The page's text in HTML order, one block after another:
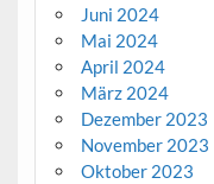
Juni 2024
Mai 2024
April 2024
März 2024
Dezember 2023
November 2023
Oktober 2023